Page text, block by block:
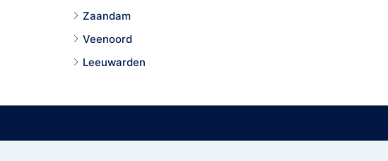
Zaandam
Veenoord
Leeuwarden